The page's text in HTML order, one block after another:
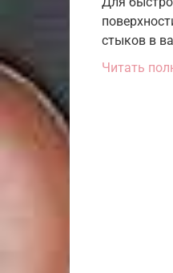
стыков в
Читать